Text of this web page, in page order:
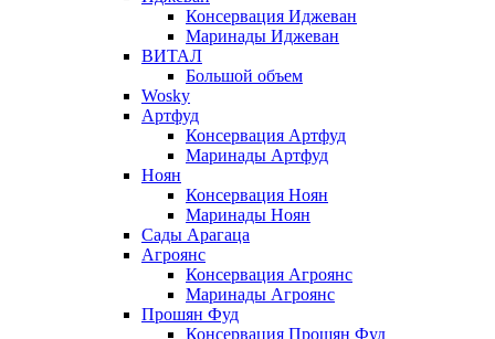
Консервация Иджеван
Маринады Иджеван
ВИТАЛ
Большой объем
Wosky
Артфуд
Консервация Артфуд
Маринады Артфуд
Ноян
Консервация Ноян
Маринады Ноян
Сады Арагаца
Агроянс
Консервация Агроянс
Маринады Агроянс
Прошян Фуд
Консервация Прошян Фуд